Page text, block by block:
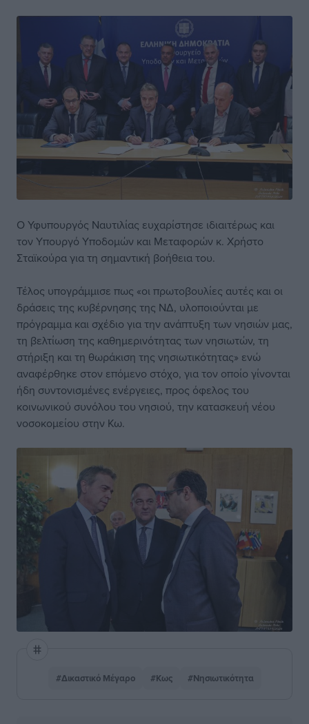
Ο Υφυπουργός Ναυτιλίας ευχαρίστησε ιδιαιτέρως και
τον Υπουργό Υποδομών και Μεταφορών κ. Χρήστο
Σταϊκούρα για τη σημαντική βοήθεια του.
Τέλος υπογράμμισε πως «οι πρωτοβουλίες αυτές και οι
δράσεις της κυβέρνησης της ΝΔ, υλοποιούνται με
πρόγραμμα και σχέδιο για την ανάπτυξη των νησιών μας,
τη βελτίωση της καθημερινότητας των νησιωτών, τη
στήριξη και τη θωράκιση της νησιωτικότητας» ενώ
αναφέρθηκε στον επόμενο στόχο, για τον οποίο γίνονται
ήδη συντονισμένες ενέργειες, προς όφελος του
κοινωνικού συνόλου του νησιού, την κατασκευή νέου
νοσοκομείου στην Κω.
#Δικαστικό Μέγαρο #Κως #Νησιωτικότητα